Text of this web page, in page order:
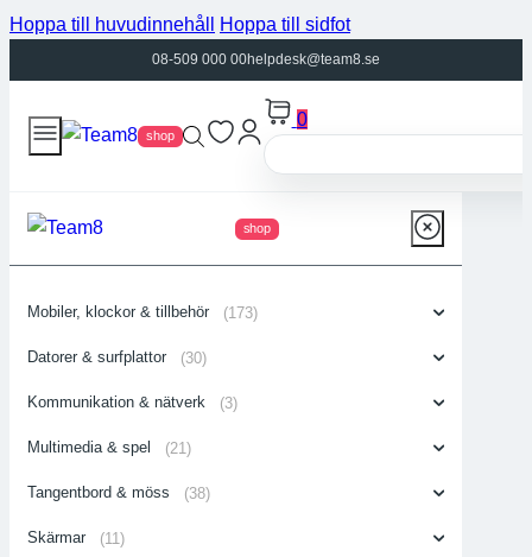
Hoppa till huvudinnehåll Hoppa till sidfot
08-509 000 00helpdesk@team8.se
shop
0
shop
Mobiler, klockor & tillbehör (173)
Datorer & surfplattor (30)
Kommunikation & nätverk (3)
Multimedia & spel (21)
Tangentbord & möss (38)
Skärmar (11)